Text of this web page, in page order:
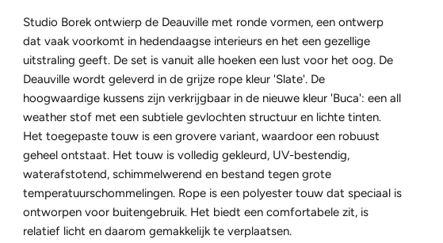
Studio Borek ontwierp de Deauville met ronde vormen, een ontwerp
dat vaak voorkomt in hedendaagse interieurs en het een gezellige
uitstraling geeft. De set is vanuit alle hoeken een lust voor het oog. De
Deauville wordt geleverd in de grijze rope kleur 'Slate'. De
hoogwaardige kussens zijn verkrijgbaar in de nieuwe kleur 'Buca': een all
weather stof met een subtiele gevlochten structuur en lichte tinten.
Het toegepaste touw is een grovere variant, waardoor een robuust
geheel ontstaat. Het touw is volledig gekleurd, UV-bestendig,
waterafstotend, schimmelwerend en bestand tegen grote
temperatuurschommelingen. Rope is een polyester touw dat speciaal is
ontworpen voor buitengebruik. Het biedt een comfortabele zit, is
relatief licht en daarom gemakkelijk te verplaatsen.